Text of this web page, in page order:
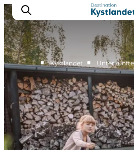
Erlebnisse
Städte
Unterkünfte
Camping
■ Kystlandet ■